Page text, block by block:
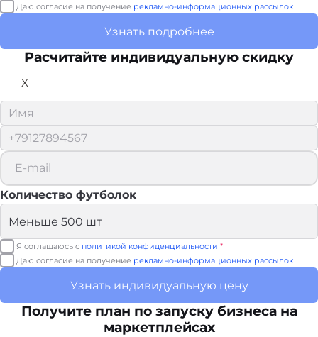
Даю согласие на получение рекламно-информационных рассылок
Узнать подробнее
Расчитайте индивидуальную скидку
X
Количество футболок
Я соглашаюсь с политикой конфиденциальности *
Даю согласие на получение рекламно-информационных рассылок
Узнать индивидуальную цену
Получите план по запуску бизнеса на
маркетплейсах